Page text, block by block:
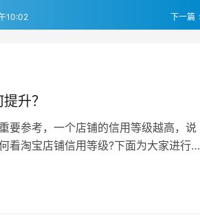
下一篇
10:02
升？
要参考，一个店铺的信用等级越高，说
看淘宝店铺信用等级?下面为大家进行相